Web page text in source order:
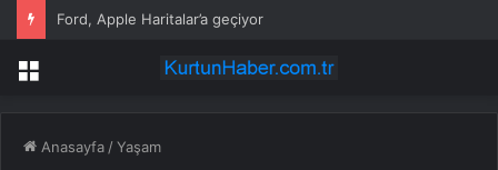
Ford, Apple Haritalar’a geçiyor
Menü
Anasayfa /Yaşam